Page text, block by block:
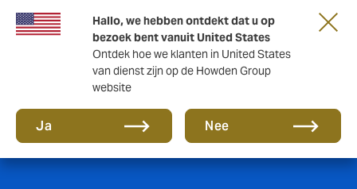
Hallo, we hebben ontdekt dat u op
bezoek bent vanuit United States
Ontdek hoe we klanten in United States
van dienst zijn op de Howden Group
website
Ja Nee